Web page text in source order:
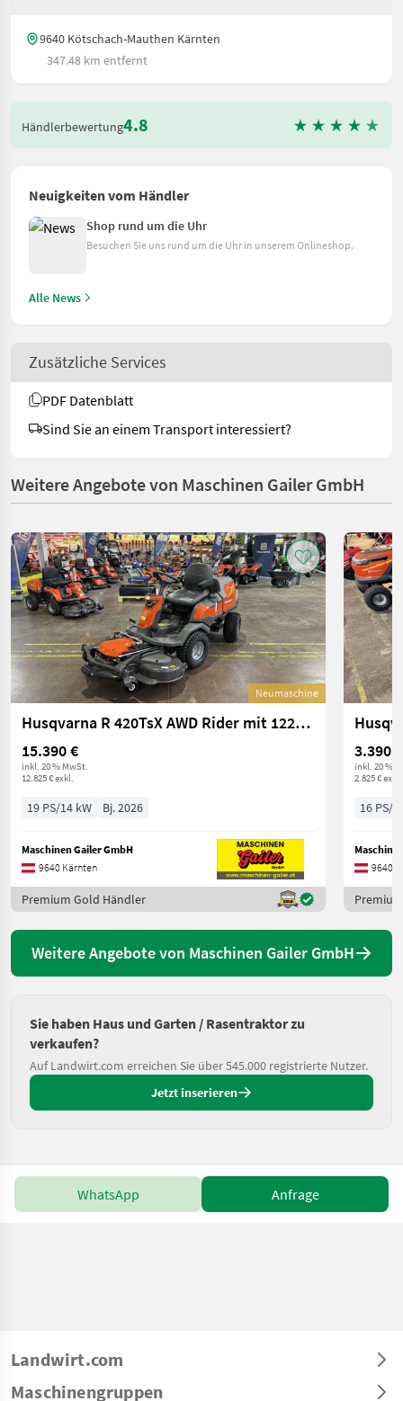
9640 Kötschach-Mauthen Kärnten
347.48 km entfernt
Händlerbewertung4.8
Neuigkeiten vom Händler
Shop rund um die Uhr
Besuchen Sie uns rund um die Uhr in unserem Onlineshop.
Alle News
Zusätzliche Services
PDF Datenblatt
Sind Sie an einem Transport interessiert?
Weitere Angebote von Maschinen Gailer GmbH
Neumaschine
Husqvarna R 420TsX AWD Rider mit 122cm Mähdeck
15.390 €
inkl. 20 % MwSt.
12.825 € exkl.
19 PS/14 kW Bj. 2026
Maschinen Gailer GmbH
9640 Kärnten
Premium Gold Händler
3.390 €
inkl. 20 %
2.825 € exkl.
16 PS/
9640
Weitere Angebote von Maschinen Gailer GmbH
Sie haben Haus und Garten / Rasentraktor zu
verkaufen?
Auf Landwirt.com erreichen Sie über 545.000 registrierte Nutzer.
Jetzt inserieren
WhatsApp Anfrage
Landwirt.com
Maschinengruppen